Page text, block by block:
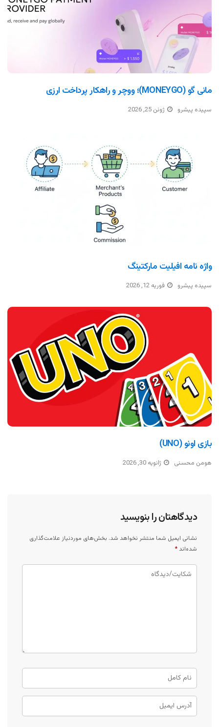
مانی گو (MONEYGO)؛ ووچر و راهکار پرداخت ارزی
سپیده پیشرو ژوئن 25, 2026
واژه نامه افیلیت مارکتینگ
سپیده پیشرو فوریه 12, 2026
بازی اونو (UNO)
هومن محسنی ژانویه 30, 2026
دیدگاهتان را بنویسید
نشانی ایمیل شما منتشر نخواهد شد. بخش‌های موردنیاز علامت‌گذاری
شده‌اند *